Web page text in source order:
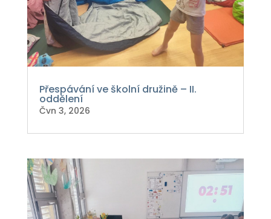
Přespávání ve školní družině – II.
oddělení
Čvn 3, 2026